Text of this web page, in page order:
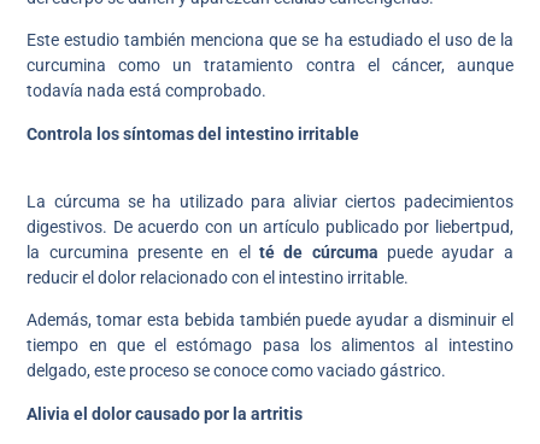
Este estudio también menciona que se ha estudiado el uso de la
curcumina como un tratamiento contra el cáncer, aunque
todavía nada está comprobado.
Controla los síntomas del intestino irritable
La cúrcuma se ha utilizado para aliviar ciertos padecimientos
digestivos. De acuerdo con un artículo publicado por liebertpud,
la curcumina presente en el
té de cúrcuma puede ayudar a
reducir el dolor relacionado con el intestino irritable.
Además, tomar esta bebida también puede ayudar a disminuir el
tiempo en que el estómago pasa los alimentos al intestino
delgado, este proceso se conoce como vaciado gástrico.
Alivia el dolor causado por la artritis